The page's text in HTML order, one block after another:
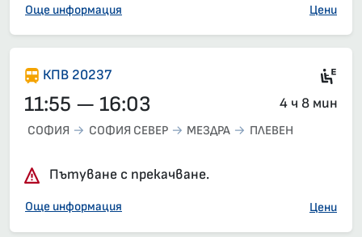
Още информация Цени
КПВ 20237
11:55 — 16:03 4 ч 8 мин
СОФИЯ СОФИЯ СЕВЕР МЕЗДРА ПЛЕВЕН
Пътуване с прекачване.
Още информация Цени